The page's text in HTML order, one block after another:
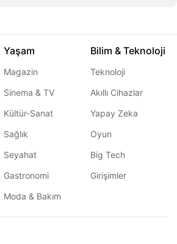
Yaşam
Magazin
Sinema & TV
Kültür-Sanat
Sağlık
Seyahat
Gastronomi
Moda & Bakım
Bilim & Teknoloji
Teknoloji
Akıllı Cihazlar
Yapay Zeka
Oyun
Big Tech
Girişimler